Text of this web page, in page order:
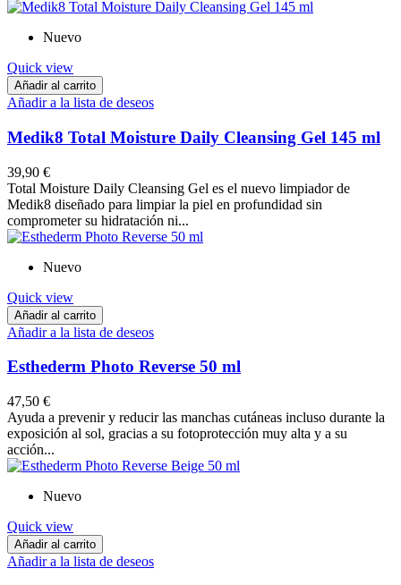
Nuevo
Quick view
Añadir al carrito
Añadir a la lista de deseos
Medik8 Total Moisture Daily Cleansing Gel 145 ml
39,90 €
Total Moisture Daily Cleansing Gel es el nuevo limpiador de
Medik8 diseñado para limpiar la piel en profundidad sin
comprometer su hidratación ni...
Nuevo
Quick view
Añadir al carrito
Añadir a la lista de deseos
Esthederm Photo Reverse 50 ml
47,50 €
Ayuda a prevenir y reducir las manchas cutáneas incluso durante la
exposición al sol, gracias a su fotoprotección muy alta y a su
acción...
Nuevo
Quick view
Añadir al carrito
Añadir a la lista de deseos